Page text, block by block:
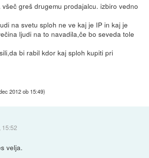
greš drugemu prodajalcu. izbiro vedno
na svetu sploh ne ve kaj je IP in kaj je
ljudi na to navadila,če bo seveda tole
bi rabil kdor kaj sploh kupiti pri
2012 ob 15:49)
15:52
velja.